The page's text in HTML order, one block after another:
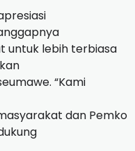
untuk lebih terbiasa
“Kami
dan Pemko